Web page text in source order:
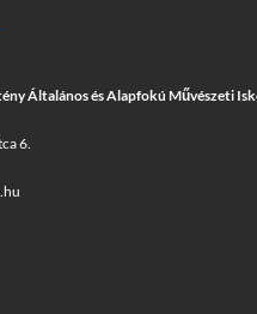
Általános és Alapfokú Művészeti
6.